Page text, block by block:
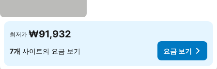
최저가 ₩91,932
7개 사이트의 요금 보기 요금 보기